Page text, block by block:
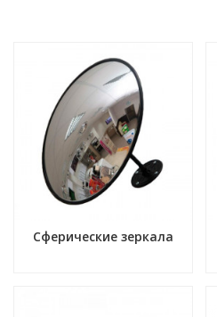
Сферические зеркала